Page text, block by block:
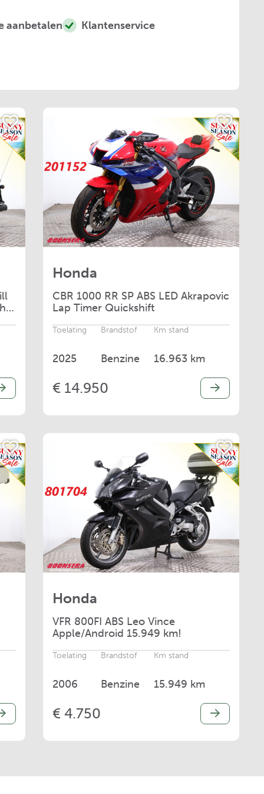
aanbetalen Klantenservice
Honda
CBR 1000 RR SP ABS LED Akrapovic
Lap Timer Quickshift
Toelating
2025
Brandstof
Benzine
Km stand
16.963 km
€ 14.950
Honda
VFR 800FI ABS Leo Vince
Apple/Android 15.949 km!
Toelating
2006
Brandstof
Benzine
Km stand
15.949 km
€ 4.750